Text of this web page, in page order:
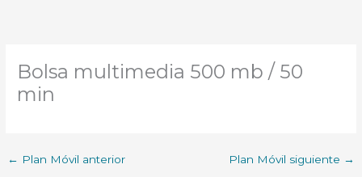
Bolsa multimedia 500 mb / 50
min
← Plan Móvil anterior Plan Móvil siguiente →